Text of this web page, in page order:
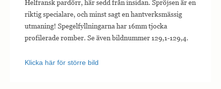
Helfransk pardörr, här sedd från insidan. Spröjsen är en
riktig specialare, och minst sagt en hantverksmässig
utmaning! Spegelfyllningarna har 16mm tjocka
profilerade romber. Se även bildnummer 129,1-129,4.
Klicka här för större bild